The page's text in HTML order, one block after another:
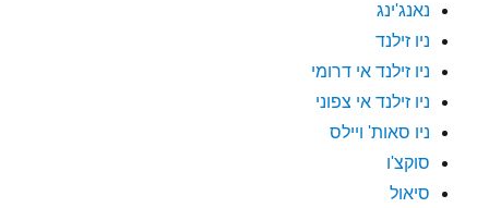
נאנג'ינג
ניו זילנד
ניו זילנד אי דרומי
ניו זילנד אי צפוני
ניו סאות' ויילס
סוקצ'ו
סיאול